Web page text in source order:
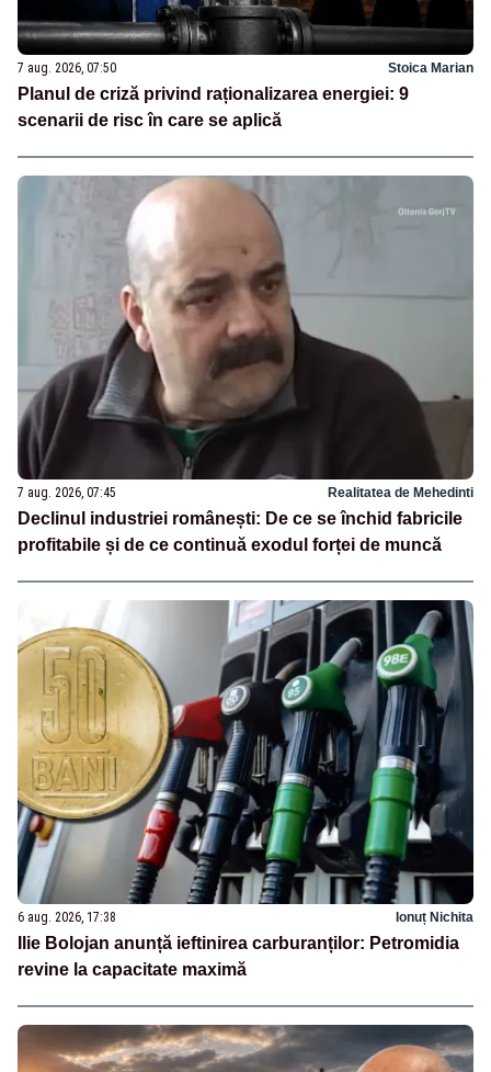
7 aug. 2026, 07:50 Stoica Marian
Planul de criză privind raționalizarea energiei: 9
scenarii de risc în care se aplică
7 aug. 2026, 07:45 Realitatea de Mehedinti
Declinul industriei românești: De ce se închid fabricile
profitabile și de ce continuă exodul forței de muncă
6 aug. 2026, 17:38 Ionuț Nichita
Ilie Bolojan anunță ieftinirea carburanților: Petromidia
revine la capacitate maximă